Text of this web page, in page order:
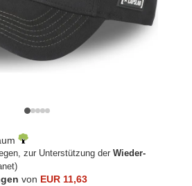
zur Unterstützung der Wieder-
von EUR 11,63